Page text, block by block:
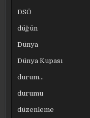
DSÖ
düğün
Dünya
Dünya Kupası
durum…
durumu
düzenleme